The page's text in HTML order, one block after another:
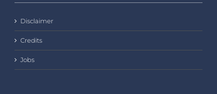
Disclaimer
Credits
Jobs